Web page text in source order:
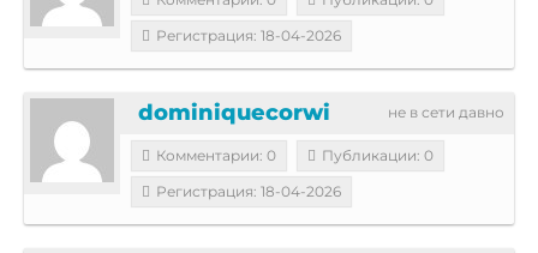
Регистрация: 18-04-2026
не в сети давно
dominiquecorwi
Комментарии: 0
Публикации: 0
Регистрация: 18-04-2026